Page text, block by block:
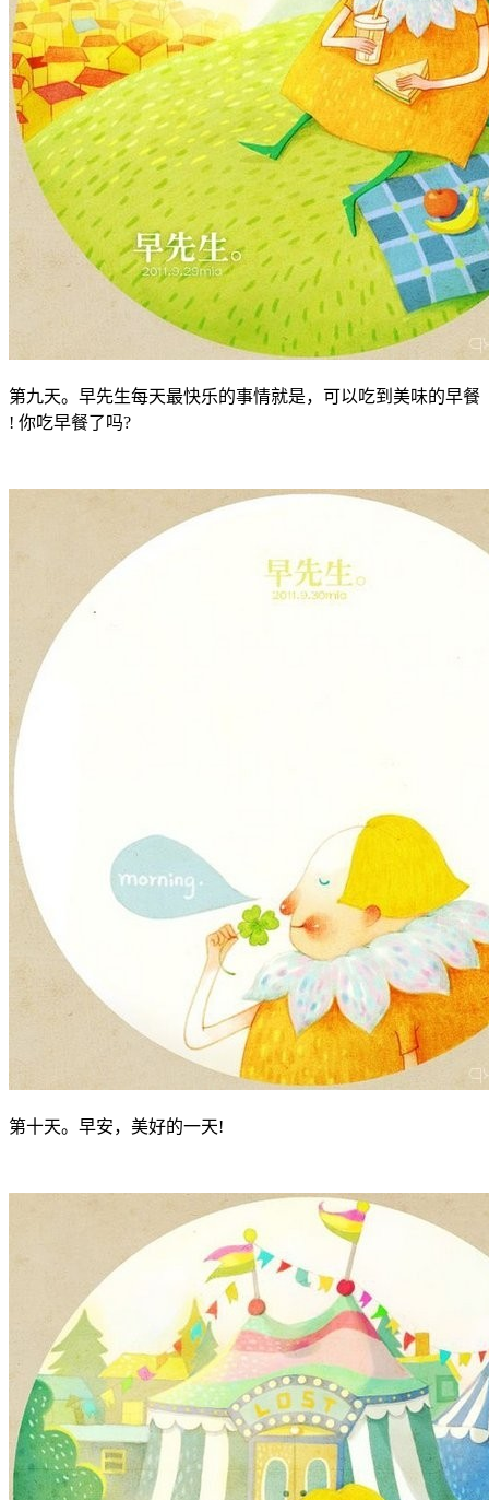
第九天。早先生每天最快乐的事情就是，可以吃到美味的早餐
! 你吃早餐了吗?
第十天。早安，美好的一天!